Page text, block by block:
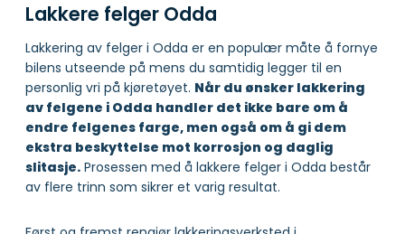
Lakkere felger Odda
Lakkering av felger i Odda er en populær måte å fornye
bilens utseende på mens du samtidig legger til en
personlig vri på kjøretøyet. Når du ønsker lakkering
av felgene i Odda handler det ikke bare om å
endre felgenes farge, men også om å gi dem
ekstra beskyttelse mot korrosjon og daglig
slitasje. Prosessen med å lakkere felger i Odda består
av flere trinn som sikrer et varig resultat.